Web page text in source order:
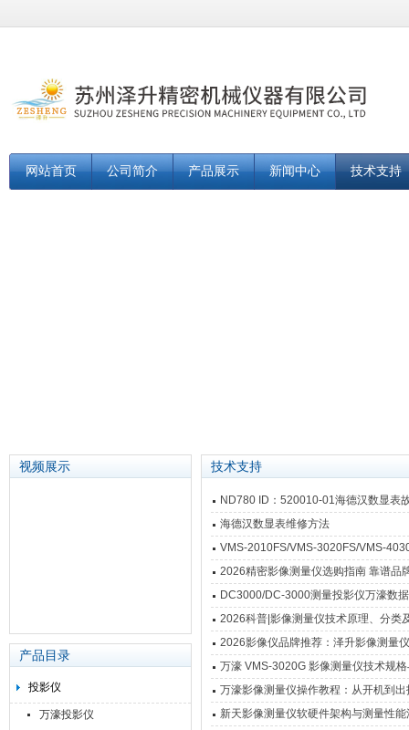
网站首页 公司简介 产品展示 新闻中心 技术支持
视频展示
产品目录
投影仪
万濠投影仪
技术支持
ND780 ID：520010-01海德汉数显表
海德汉数显表维修方法
VMS-2010FS/VMS-3020FS/VMS-
2026精密影像测量仪选购指南 靠谱品
DC3000/DC-3000测量投影仪万濠数
2026科普|影像测量仪技术原理、分类
2026影像仪品牌推荐：泽升影像测量
万濠 VMS-3020G 影像测量仪技术规
万濠影像测量仪操作教程：从开机到
新天影像测量仪软硬件架构与测量性